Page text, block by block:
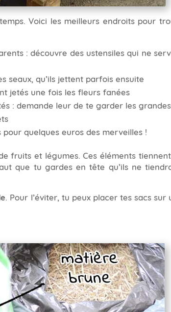
Voici les meilleurs endroits pour
: découvre des ustensiles qui ne
seaux, qu’ils jettent parfois ensuite
jetés une fois les fleurs fanées
: demande leur de te garder les
quelques euros des merveilles !
fruits et légumes. Ces éléments
que tu gardes en tête qu’ils ne
. Pour l’éviter, tu peux placer tes sacs